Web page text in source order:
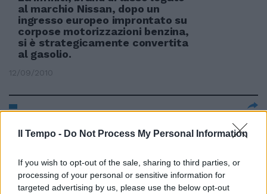
Il Tempo - Do Not Process My Personal Information
If you wish to opt-out of the sale, sharing to third parties, or
processing of your personal or sensitive information for
targeted advertising by us, please use the below opt-out
al marchio Nissan, dopo un
ingresso europeo improntato su
corpose motorizzazioni benzina,
si è strategicamente convertita
al gasolio.
12/09/2010
Breakfast «Chiuso con
cartello che ieri è stato affisso
sulla porta di ingresso di tre bed
& breakfast della zona della